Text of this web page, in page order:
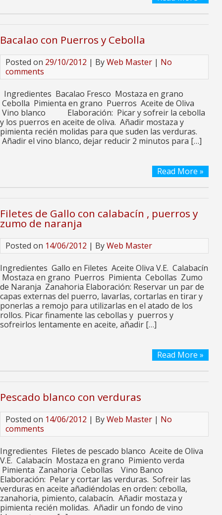
Bacalao con Puerros y Cebolla
Posted on 29/10/2012 | ByWeb Master | No
comments
Ingredientes Bacalao Fresco Mostaza en grano
Cebolla Pimienta en grano Puerros Aceite de Oliva
Vino blanco Elaboración: Picar y sofreir la cebolla
y los puerros en aceite de oliva. Añadir mostaza y
pimienta recién molidas para que suden las verduras.
Añadir el vino blanco, dejar reducir 2 minutos para […]
Read More »
Filetes de Gallo con calabacín , puerros y
zumo de naranja
Posted on 14/06/2012 | ByWeb Master
Ingredientes Gallo en Filetes Aceite Oliva V.E. Calabacín
Mostaza en grano Puerros Pimienta Cebollas Zumo
de Naranja Zanahoria Elaboración: Reservar un par de
capas externas del puerro, lavarlas, cortarlas en tirar y
ponerlas a remojo para utilizarlas en el atado de los
rollos. Picar finamente las cebollas y puerros y
sofreirlos lentamente en aceite, añadir […]
Read More »
Pescado blanco con verduras
Posted on 14/06/2012 | ByWeb Master | No
comments
Ingredientes Filetes de pescado blanco Aceite de Oliva
V.E. Calabacín Mostaza en grano Pimiento verda
Pimienta Zanahoria Cebollas Vino Banco
Elaboración: Pelar y cortar las verduras. Sofreir las
verduras en aceite añadiéndolas en orden: cebolla,
zanahoria, pimiento, calabacín. Añadir mostaza y
pimienta recién molidas. Añadir un fondo de vino